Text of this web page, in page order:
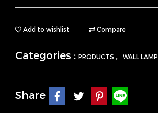
Add to wishlist Compare
Categories : PRODUCTS , WALL LAMP
Share